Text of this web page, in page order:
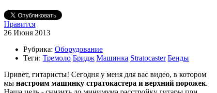
Нравится
26 Июня 2013
Рубрика: Оборудование
Теги: Тремоло Бридж Машинка Stratocaster Бенды
Привет, гитаристы! Сегодня у меня для вас видео, в котором
мы настроим машинку стратокастера и верхний порожек.